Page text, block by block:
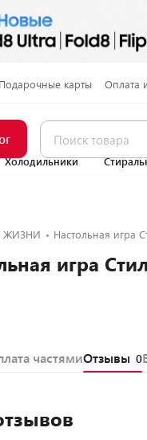
Подарочные карты Оплата
Холодильники
ЖИЗНИ Настольная игра
игра
частямиОтзывы 0